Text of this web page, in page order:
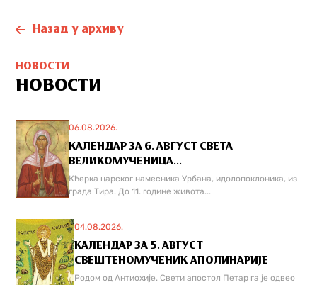
Назад у архиву
НОВОСТИ
НОВОСТИ
06.08.2026.
КАЛЕНДАР ЗА 6. АВГУСТ СВЕТА
ВЕЛИКОМУЧЕНИЦА...
Кћерка царског намесника Урбана, идолопоклоника, из
града Тира. До 11. године живота...
04.08.2026.
КАЛЕНДАР ЗА 5. АВГУСТ
СВЕШТЕНОМУЧЕНИК АПОЛИНАРИЈЕ
Родом од Антиохије. Свети апостол Петар га је одвео